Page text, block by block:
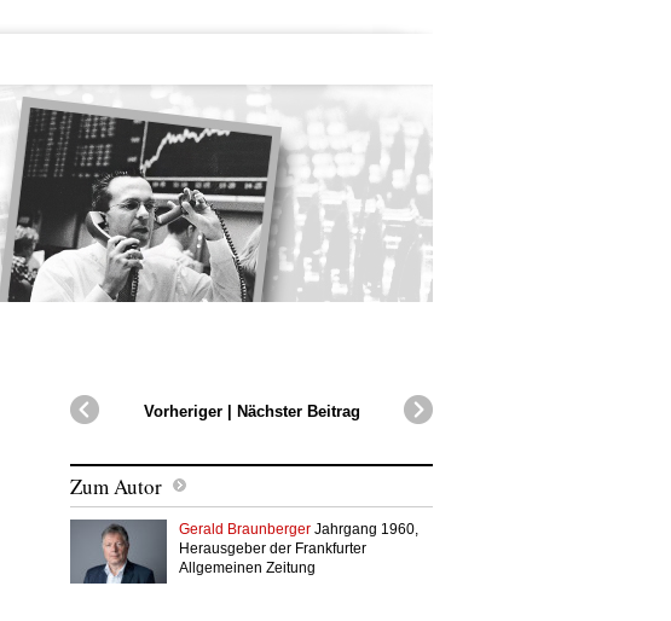
Vorheriger| Nächster Beitrag
Zum Autor
Gerald Braunberger Jahrgang 1960,
Herausgeber der Frankfurter
Allgemeinen Zeitung